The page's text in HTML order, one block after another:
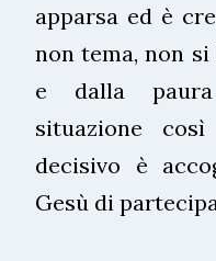
apparsa ed è
non tema, non si
e dalla
situazione
decisivo è
Gesù di